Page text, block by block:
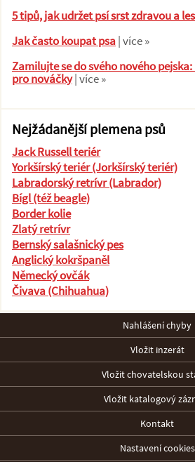
5 tipů, jak udržet psí srst zdravou a
Jak často koupat psa| více »
Zamilujte se do svého nového
pro nováčky| více »
Nejžádanější plemena psů
Jack Russell teriér
Yorkšírský teriér (Jorkšírský teriér)
Labradorský retrívr (Labrador)
Bígl (též beagle)
Border kolie
Zlatý retrívr
Bernský salašnický pes
Anglický kokršpaněl
Německý ovčák
Čivava (Chihuahua)
Nahlášení chyby
Vložit inzerát
Vložit chovatelskou
Vložit katalogový
Kontakt
Nastavení cookies